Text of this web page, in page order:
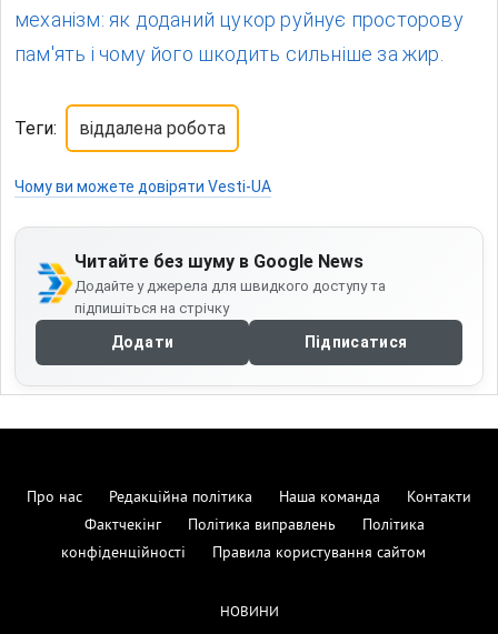
механізм: як доданий цукор руйнує просторову
пам'ять і чому його шкодить сильніше за жир.
Теги: віддалена робота
Чому ви можете довіряти Vesti-UA
Читайте без шуму в Google News
Додайте у джерела для швидкого доступу та
підпишіться на стрічку
Додати Підписатися
Про нас Редакційна політика Наша команда
Контакти
Фактчекінг
Політика виправлень
Політика
конфіденційності
Правила користування сайтом
НОВИНИ